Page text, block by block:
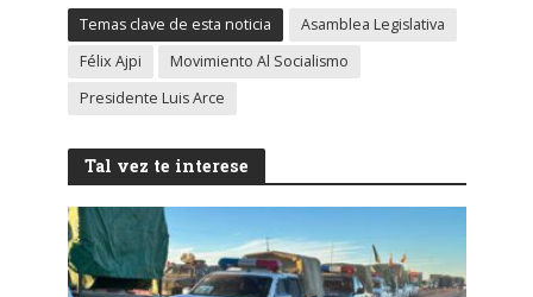
Temas clave de esta noticia
Asamblea Legislativa
Félix Ajpi
Movimiento Al Socialismo
Presidente Luis Arce
Tal vez te interese